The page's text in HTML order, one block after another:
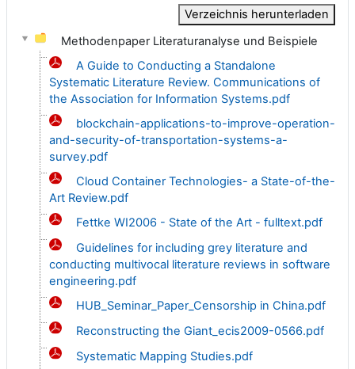
Verzeichnis herunterladen
Methodenpaper Literaturanalyse und Beispiele
A Guide to Conducting a Standalone
Systematic Literature Review. Communications of
the Association for Information Systems.pdf
blockchain-applications-to-improve-operation-
and-security-of-transportation-systems-a-
survey.pdf
Cloud Container Technologies- a State-of-the-
Art Review.pdf
Fettke WI2006 - State of the Art - fulltext.pdf
Guidelines for including grey literature and
conducting multivocal literature reviews in software
engineering.pdf
HUB_Seminar_Paper_Censorship in China.pdf
Reconstructing the Giant_ecis2009-0566.pdf
Systematic Mapping Studies.pdf